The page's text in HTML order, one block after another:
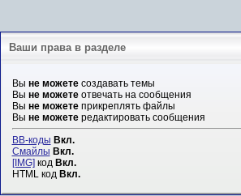
Ваши права в разделе
Вы не можетесоздавать темы
Вы не можетеотвечать на сообщения
Вы не можетеприкреплять файлы
Вы не можетередактировать сообщения
BB-коды Вкл.
Смайлы Вкл.
[IMG]код Вкл.
HTML код Вкл.